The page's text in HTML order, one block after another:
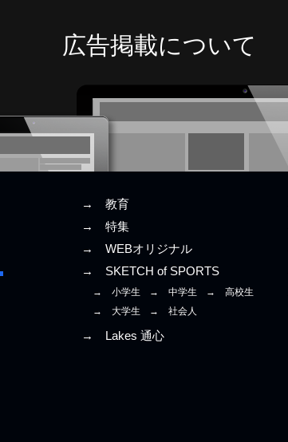
広告掲載について
→ 教育
→ 特集
→ WEBオリジナル
→ SKETCH of SPORTS
→ 小学生 → 中学生
→ 高校生
→ 大学生
→ 社会人
→ Lakes 通心